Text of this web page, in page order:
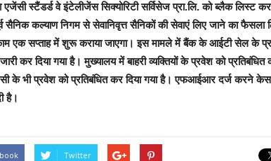
स्टैंडर्ड वे इंटेलीजेंस सिक्योरिटी सर्विसेज प्रा.लि. को ब्लैक लिस्ट
सैनिक कल्याण निगम से सेवानिवृत्त सैनिकों की सेवाएं लिए जाने का
एक सप्ताह में शुरू कराया जाएगा। इस मामले में बैंक के आईटी सेल के
कर दिया गया है। मुख्यालय में बाहरी व्यक्तियों के प्रवेश को प्रतिबंधित
के भी प्रवेश को प्रतिबंधित कर दिया गया है। एफआईआर दर्ज करने केस
है।
Twitter